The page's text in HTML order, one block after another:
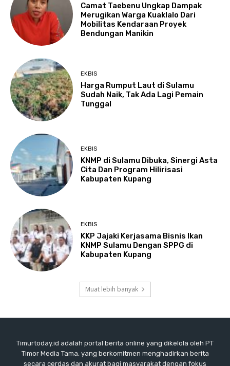
Camat Taebenu Ungkap Dampak
Merugikan Warga Kuaklalo Dari
Mobilitas Kendaraan Proyek
Bendungan Manikin
EKBIS
Harga Rumput Laut di Sulamu
Sudah Naik, Tak Ada Lagi Pemain
Tunggal
EKBIS
KNMP di Sulamu Dibuka, Sinergi Asta
Cita Dan Program Hilirisasi
Kabupaten Kupang
EKBIS
KKP Jajaki Kerjasama Bisnis Ikan
KNMP Sulamu Dengan SPPG di
Kabupaten Kupang
Muat lebih banyak
Timurtoday.id adalah portal berita online yang dikelola oleh PT
Timor Media Tama, yang berkomitmen menghadirkan berita
secara cerdas dan akurat bagi masyarakat dengan fokus